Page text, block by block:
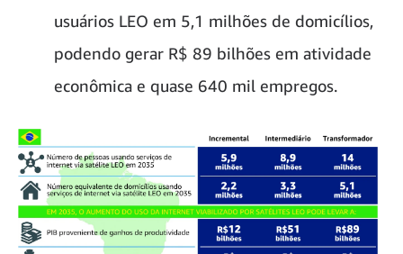
usuários LEO em 5,1 milhões de domicílios,
podendo gerar R$ 89 bilhões em atividade
econômica e quase 640 mil empregos.